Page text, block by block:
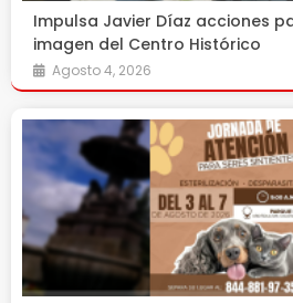
Impulsa Javier Díaz acciones
imagen del Centro Histórico
Agosto 4, 2026